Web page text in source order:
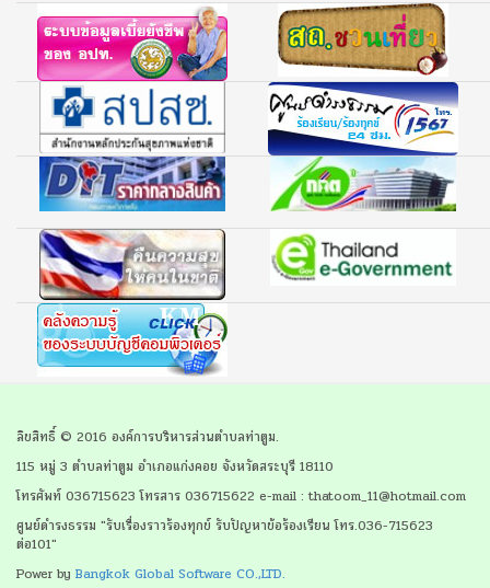
ลิขสิทธิ์ © 2016 องค์การบริหารส่วนตำบลท่าตูม.
115 หมู่ 3 ตำบลท่าตูม อำเภอแก่งคอย จังหวัดสระบุรี 18110
โทรศัพท์ 036715623 โทรสาร 036715622 e-mail : thatoom_11@hotmail.com
ศูนย์ดำรงธรรม "รับเรื่องราวร้องทุกข์ รับปัญหาข้อร้องเรียน โทร.036-715623
ต่อ101"
Power by Bangkok Global Software CO.,LTD.